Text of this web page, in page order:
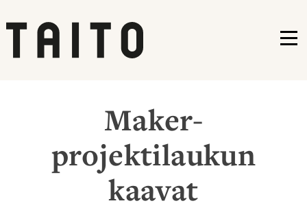
Maker-
projektilaukun
kaavat